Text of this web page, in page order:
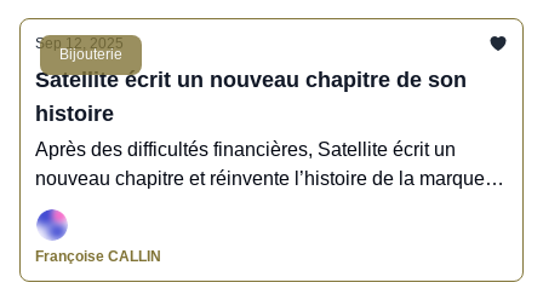
Bijouterie
Sep 12, 2025
Satellite écrit un nouveau chapitre de son
histoire
Après des difficultés financières, Satellite écrit un
nouveau chapitre et réinvente l’histoire de la marque
en restant fidèle à son ADN multiculturel, libre et
audacieux. Entretien avec Cyrille Bonnin, son CEO.
Françoise CALLIN